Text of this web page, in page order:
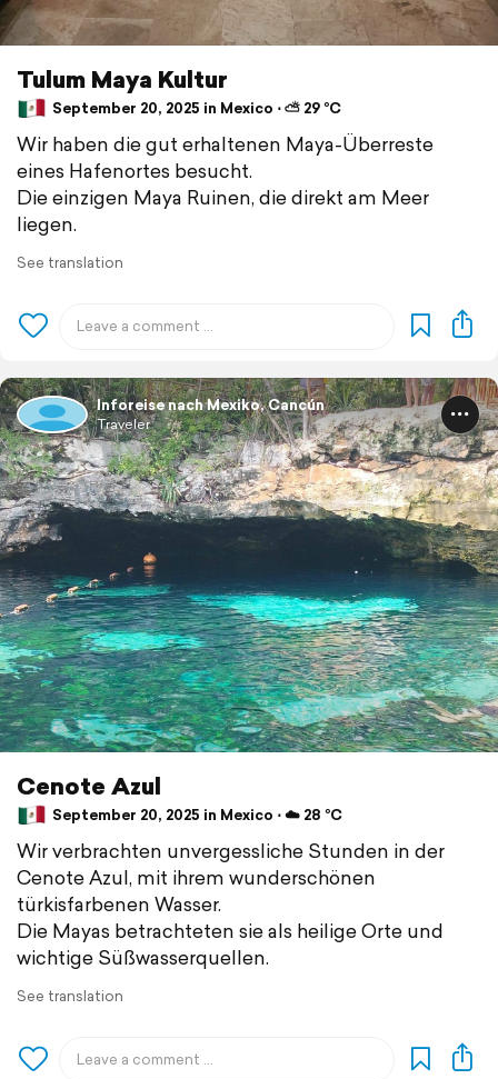
Tulum Maya Kultur
September 20, 2025 in Mexico ⋅ ⛅ 29 °C
Wir haben die gut erhaltenen Maya-Überreste
eines Hafenortes besucht.
Die einzigen Maya Ruinen, die direkt am Meer
liegen.
See translation
Inforeise nach Mexiko, Cancún
Traveler
Cenote Azul
September 20, 2025 in Mexico ⋅ ☁️ 28 °C
Wir verbrachten unvergessliche Stunden in der
Cenote Azul, mit ihrem wunderschönen
türkisfarbenen Wasser.
Die Mayas betrachteten sie als heilige Orte und
wichtige Süßwasserquellen.
See translation